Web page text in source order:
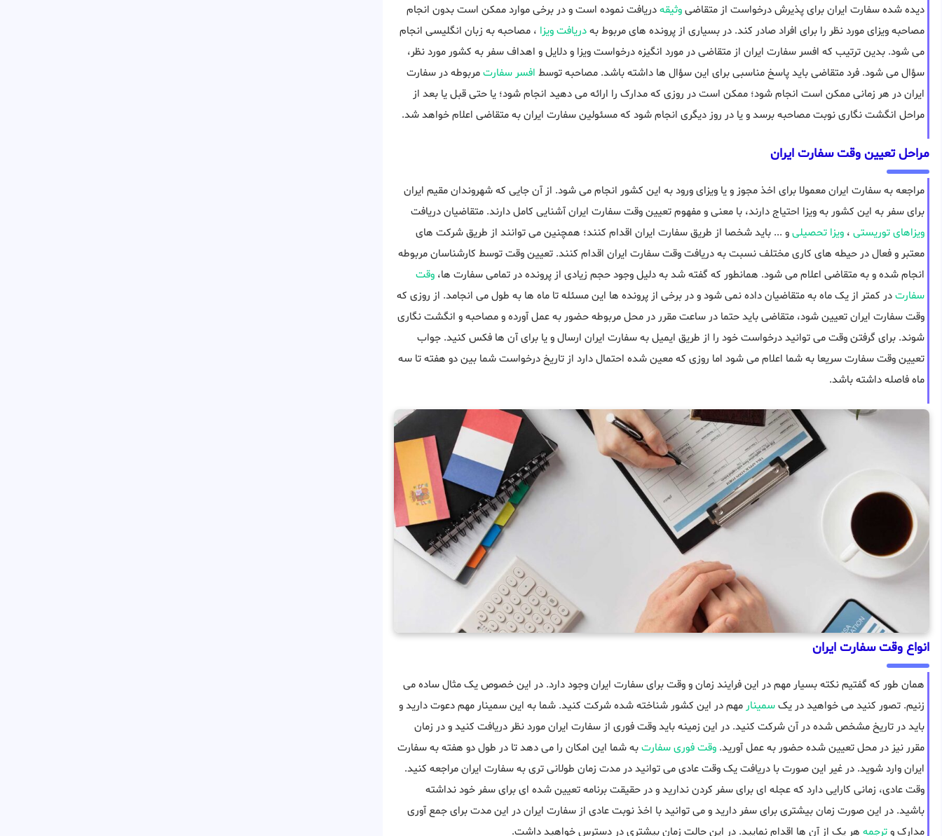
دیده شده سفارت ایران برای پذیرش درخواست از متقاضیوثیقهدریافت نموده است و در برخی موارد ممکن است بدون انجام
مصاحبه ویزای مورد نظر را برای افراد صادر کند. در بسیاری از پرونده های مربوط بهدریافت ویزا ، مصاحبه به زبان انگلیسی انجام
می شود. بدین ترتیب که افسر سفارت ایران از متقاضی در مورد انگیزه درخواست ویزا و دلایل و اهداف سفر به کشور مورد نظر،
سؤال می شود. فرد متقاضی باید پاسخ مناسبی برای این سؤال ها داشته باشد. مصاحبه توسط افسر سفارتمربوطه در سفارت
ایران در هر زمانی ممکن است انجام شود؛ ممکن است در روزی که مدارک را ارائه می دهید انجام شود؛ یا حتی قبل یا بعد از
مراحل انگشت نگاری نوبت مصاحبه برسد و یا در روز دیگری انجام شود که مسئولین سفارت ایران به متقاضی اعلام خواهد شد.
مراحل تعیین وقت سفارت ایران
مراجعه به سفارت ایران معمولا برای اخذ مجوز و یا ویزای ورود به این کشور انجام می شود. از آن جایی که شهروندان مقیم ایران
برای سفر به این کشور به ویزا احتیاج دارند، با معنی و مفهوم تعیین وقت سفارت ایران آشنایی کامل دارند. متقاضیان دریافت
ویزاهای توریستی ، ویزا تحصیلیو ... باید شخصا از طریق سفارت ایران اقدام کنند؛ همچنین می توانند از طریق شرکت های
معتبر و فعال در حیطه های کاری مختلف نسبت به دریافت وقت سفارت ایران اقدام کنند. تعیین وقت توسط کارشناسان مربوطه
انجام شده و به متقاضی اعلام می شود. همانطور که گفته شد به دلیل وجود حجم زیادی از پرونده در تمامی سفارت ها، وقت
سفارتدر کمتر از یک ماه به متقاضیان داده نمی شود و در برخی از پرونده ها این مسئله تا ماه ها به طول می انجامد. از روزی که
وقت سفارت ایران تعیین شود، متقاضی باید حتما در ساعت مقرر در محل مربوطه حضور به عمل آورده و مصاحبه و انگشت نگاری
شوند. برای گرفتن وقت می توانید درخواست خود را از طریق ایمیل به سفارت ایران ارسال و یا برای آن ها فکس کنید. جواب
تعیین وقت سفارت سریعا به شما اعلام می شود اما روزی که معین شده احتمال دارد از تاریخ درخواست شما بین دو هفته تا سه
ماه فاصله داشته باشد.
انواع وقت سفارت ایران
همان طور که گفتیم نکته بسیار مهم در این فرایند زمان و وقت برای سفارت ایران وجود دارد. در این خصوص یک مثال ساده می
زنیم. تصور کنید می خواهید در یکسمینار مهم در این کشور شناخته شده شرکت کنید. شما به این سمینار مهم دعوت دارید و
باید در تاریخ مشخص شده در آن شرکت کنید. در این زمینه باید وقت فوری از سفارت ایران مورد نظر دریافت کنید و در زمان
مقرر نیز در محل تعیین شده حضور به عمل آورید. وقت فوری سفارتبه شما این امکان را می دهد تا در طول دو هفته به سفارت
ایران وارد شوید. در غیر این صورت با دریافت یک وقت عادی می توانید در مدت زمان طولانی تری به سفارت ایران مراجعه کنید.
وقت عادی، زمانی کارایی دارد که عجله ای برای سفر کردن ندارید و در حقیقت برنامه تعیین شده ای برای سفر خود نداشته
باشید. در این صورت زمان بیشتری برای سفر دارید و می توانید با اخذ نوبت عادی از سفارت ایران در این مدت برای جمع آوری
مدارک وترجمه هر یک از آن ها اقدام نمایید. در این حالت زمان بیشتری در دسترس خواهید داشت.